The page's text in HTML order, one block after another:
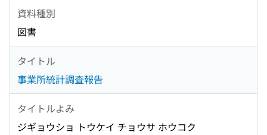
資料種別
図書
タイトル
事業所統計調査報告
タイトルよみ
ジギョウショ トウケイ チョウサ ホウコク